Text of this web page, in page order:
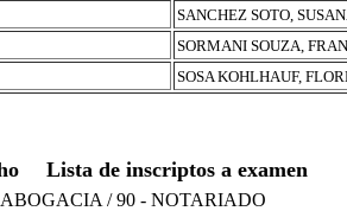
SANCHEZ SOTO,
SORMANI SOUZA,
SOSA KOHLHAUF,
Lista de inscriptos a examen
ABOGACIA / 90 - NOTARIADO